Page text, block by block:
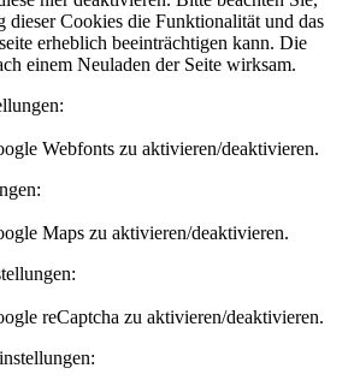
dieser Cookies die Funktionalität und das
erheblich beeinträchtigen kann. Die
einem Neuladen der Seite wirksam.
Webfonts zu aktivieren/deaktivieren.
Maps zu aktivieren/deaktivieren.
reCaptcha zu aktivieren/deaktivieren.